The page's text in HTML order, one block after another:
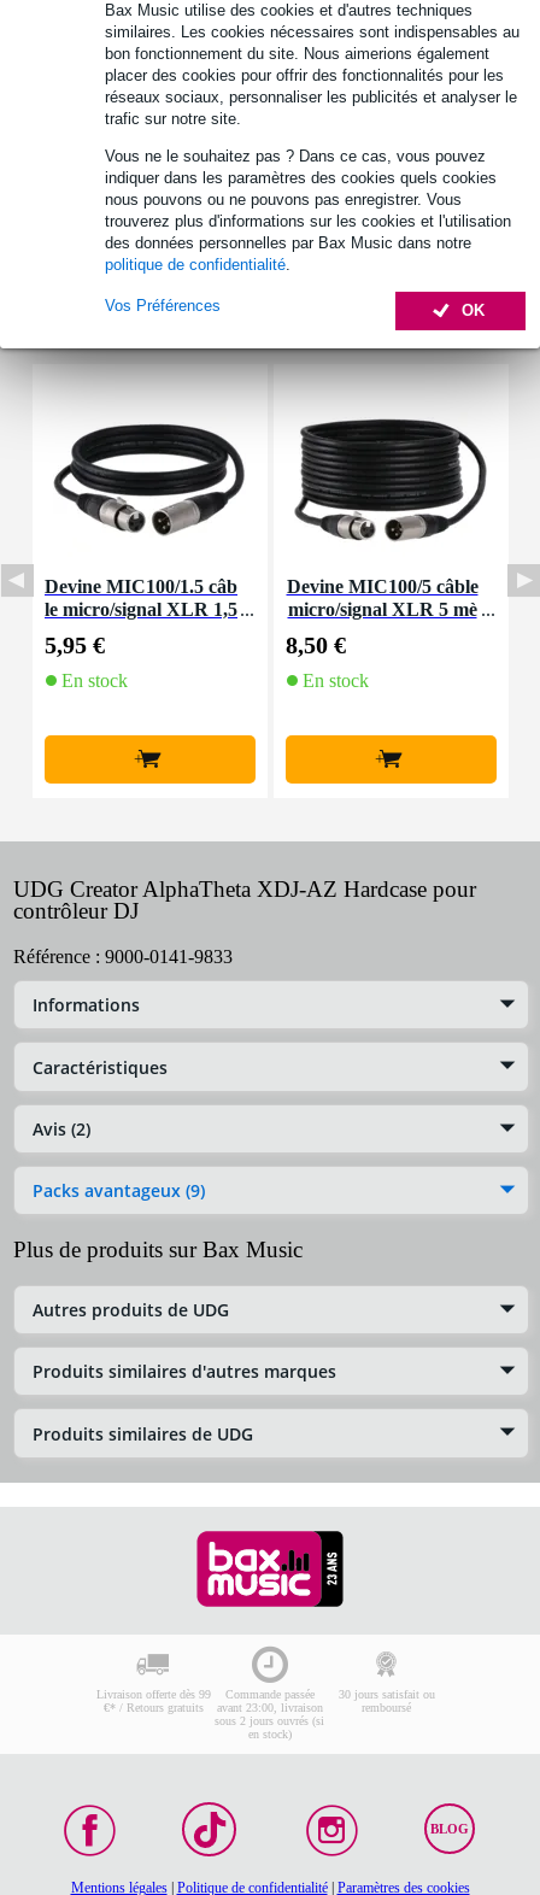
Bax Music utilise des cookies et d'autres techniques
similaires. Les cookies nécessaires sont indispensables au
bon fonctionnement du site. Nous aimerions également
placer des cookies pour offrir des fonctionnalités pour les
réseaux sociaux, personnaliser les publicités et analyser le
trafic sur notre site.
Vous ne le souhaitez pas ? Dans ce cas, vous pouvez
indiquer dans les paramètres des cookies quels cookies
nous pouvons ou ne pouvons pas enregistrer. Vous
trouverez plus d'informations sur les cookies et l'utilisation
des données personnelles par Bax Music dans notre
politique de confidentialité.
OK
Vos Préférences
UDG Creator AlphaTheta XDJ-AZ Boîtier rigide
Convient pour : Contrôleur DJ AlphaTheta XDJ-AZ
en polyester 600D
Afficher toutes les caractéristiques du produit
Autres variantes (4)
Devine MIC100/1.5 câb
le micro/signal XLR 1,5
5,95 €
En stock
+
Devine MIC100/5 câble
micro/signal XLR 5 mè
8,50 €
En stock
+
UDG Creator AlphaTheta XDJ-AZ Hardcase pour
contrôleur DJ
Référence : 9000-0141-9833
Informations
Caractéristiques
Avis (2)
Packs avantageux (9)
Plus de produits sur Bax Music
Autres produits de UDG
Produits similaires d'autres marques
Produits similaires de UDG
Livraison offerte dès 99
€* / Retours gratuits
Commande passée
avant 23:00, livraison
sous 2 jours ouvrés (si
en stock)
30 jours satisfait ou
remboursé
BLOG
Mentions légales| Politique de confidentialité| Paramètres des cookies